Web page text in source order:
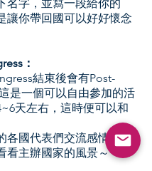
名字，並寫一段給你的
讓你帶回國可以好好懷念
：
結束後會有Post-
是一個可以自由參加的活
天左右，這時便可以和
各國代表們交流感情，一
看主辦國家的風景～